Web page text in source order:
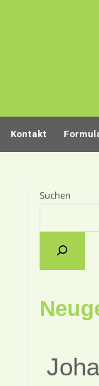
Kontakt
Suchen